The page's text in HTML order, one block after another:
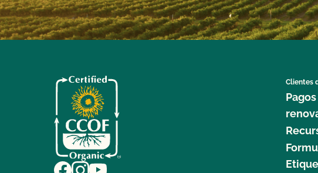
Clientes